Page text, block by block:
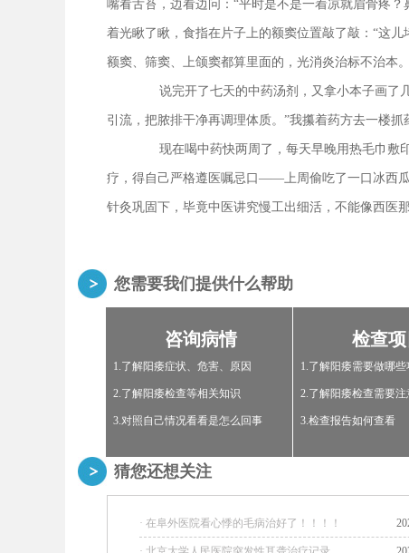
嘴看舌苔，边看边问：“平时是不是一着凉就眉骨疼
着光瞅了瞅，食指在片子上的额窦位置敲了敲：“这
额窦、筛窦、上颌窦都算里面的，光消炎治标不治本
说完开了七天的中药汤剂，又拿小本子画了
引流，把脓排干净再调理体质。”我攥着药方去一楼
现在喝中药快两周了，每天早晚用热毛巾敷
疗，得自己严格遵医嘱忌口——上周偷吃了一口冰西
针灸巩固下，毕竟中医讲究慢工出细活，不能像西医
您需要我们提供什么帮助
咨询病情
1.了解阳痿症状、危害、原因
2.了解阳痿检查等相关知识
3.对照自己情况看看是怎么回事
检查项
1.了解阳痿需要做哪些
2.了解阳痿检查需要注
3.检查报告如何查看
猜您还想关注
· 在阜外医院看心悸的毛病治好了！！！！